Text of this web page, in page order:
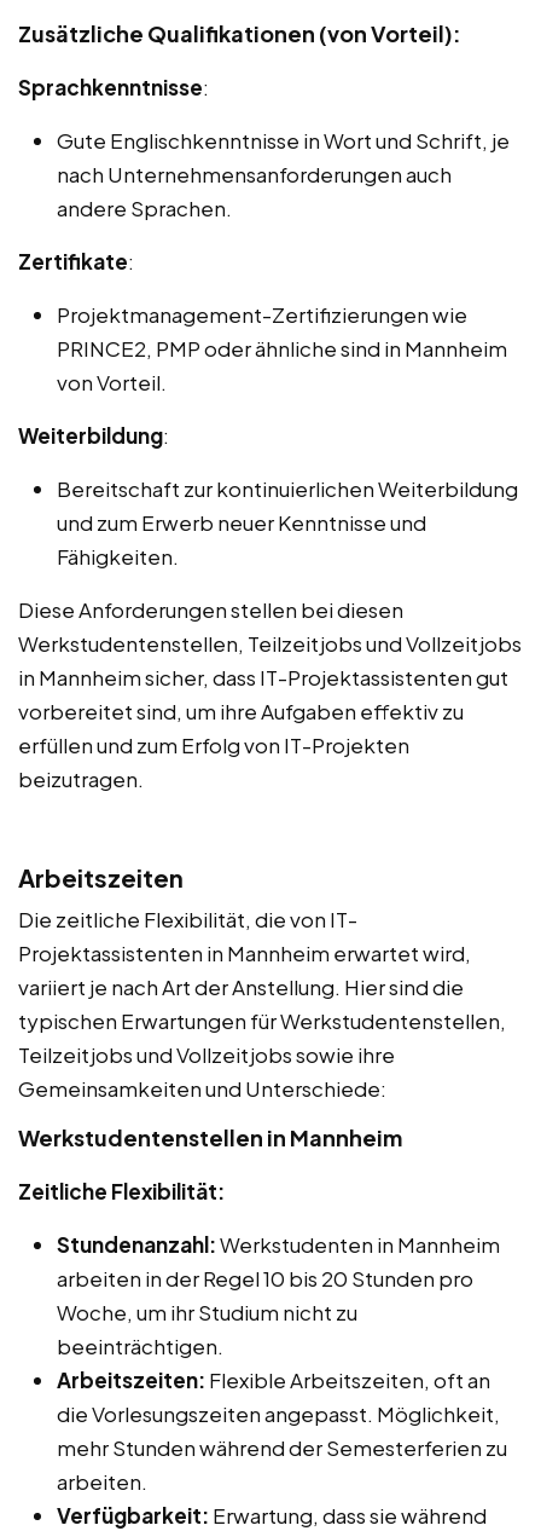
Zusätzliche Qualifikationen (von Vorteil):
Sprachkenntnisse:
Gute Englischkenntnisse in Wort und Schrift, je
nach Unternehmensanforderungen auch
andere Sprachen.
Zertifikate:
Projektmanagement-Zertifizierungen wie
PRINCE2, PMP oder ähnliche sind in Mannheim
von Vorteil.
Weiterbildung:
Bereitschaft zur kontinuierlichen Weiterbildung
und zum Erwerb neuer Kenntnisse und
Fähigkeiten.
Diese Anforderungen stellen bei diesen
Werkstudentenstellen, Teilzeitjobs und Vollzeitjobs
in Mannheim sicher, dass IT-Projektassistenten gut
vorbereitet sind, um ihre Aufgaben effektiv zu
erfüllen und zum Erfolg von IT-Projekten
beizutragen.
Arbeitszeiten
Die zeitliche Flexibilität, die von IT-
Projektassistenten in Mannheim erwartet wird,
variiert je nach Art der Anstellung. Hier sind die
typischen Erwartungen für Werkstudentenstellen,
Teilzeitjobs und Vollzeitjobs sowie ihre
Gemeinsamkeiten und Unterschiede:
Werkstudentenstellen in Mannheim
Zeitliche Flexibilität:
Stundenanzahl:Werkstudenten in Mannheim
arbeiten in der Regel 10 bis 20 Stunden pro
Woche, um ihr Studium nicht zu
beeinträchtigen.
Arbeitszeiten: Flexible Arbeitszeiten, oft an
die Vorlesungszeiten angepasst. Möglichkeit,
mehr Stunden während der Semesterferien zu
arbeiten.
Verfügbarkeit: Erwartung, dass sie während